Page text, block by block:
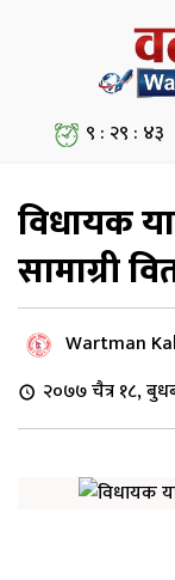
९ : २९ : ४३
विधायक
सामाग्री
Wartman
२०७७ चैत्र १८,